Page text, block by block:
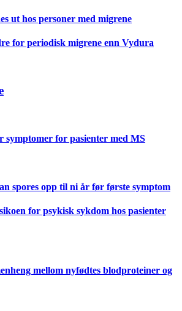
ut hos personer med migrene
for periodisk migrene enn Vydura
symptomer for pasienter med MS
spores opp til ni år før første symptom
for psykisk sykdom hos pasienter
mellom nyfødtes blodproteiner og